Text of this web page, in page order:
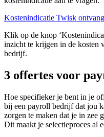
Kostenindicatie Twisk
Klik op de knop
inzicht te krijgen in de kosten
bedrijf.
3 offertes voor
Hoe specifieker je bent in je
bij een payroll bedrijf dat jou
zorgen te maken dat je in zee
Dit maakt je selectieproces al